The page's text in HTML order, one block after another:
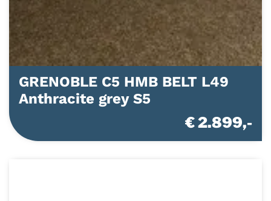
GRENOBLE C5 HMB BELT L49
Anthracite grey S5
€ 2.899,-